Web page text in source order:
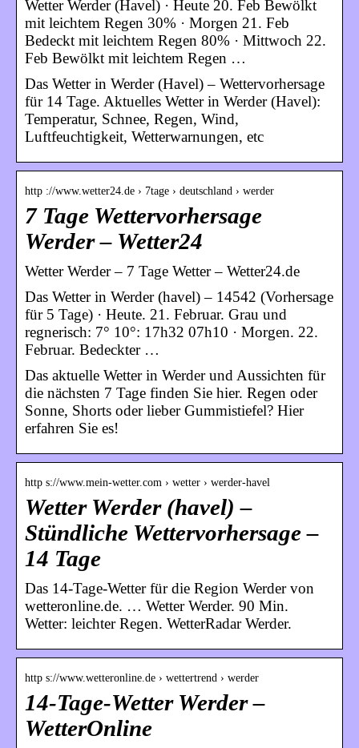
Wetter Werder (Havel) · Heute 20. Feb Bewölkt
mit leichtem Regen 30% · Morgen 21. Feb
Bedeckt mit leichtem Regen 80% · Mittwoch 22.
Feb Bewölkt mit leichtem Regen …
Das Wetter in Werder (Havel) – Wettervorhersage
für 14 Tage. Aktuelles Wetter in Werder (Havel):
Temperatur, Schnee, Regen, Wind,
Luftfeuchtigkeit, Wetterwarnungen, etc
http ://www.wetter24.de › 7tage › deutschland › werder
7 Tage Wettervorhersage
Werder – Wetter24
Wetter Werder – 7 Tage Wetter – Wetter24.de
Das Wetter in Werder (havel) – 14542 (Vorhersage
für 5 Tage) · Heute. 21. Februar. Grau und
regnerisch: 7° 10°: 17h32 07h10 · Morgen. 22.
Februar. Bedeckter …
Das aktuelle Wetter in Werder und Aussichten für
die nächsten 7 Tage finden Sie hier. Regen oder
Sonne, Shorts oder lieber Gummistiefel? Hier
erfahren Sie es!
http s://www.mein-wetter.com › wetter › werder-havel
Wetter Werder (havel) –
Stündliche Wettervorhersage –
14 Tage
Das 14-Tage-Wetter für die Region Werder von
wetteronline.de. … Wetter Werder. 90 Min.
Wetter: leichter Regen. WetterRadar Werder.
http s://www.wetteronline.de › wettertrend › werder
14-Tage-Wetter Werder –
WetterOnline